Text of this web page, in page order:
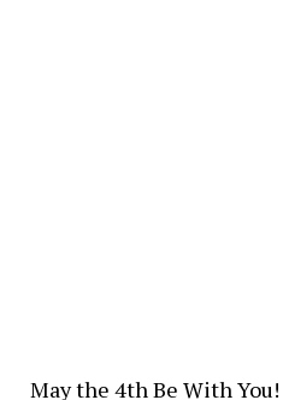
May the 4th Be With You!